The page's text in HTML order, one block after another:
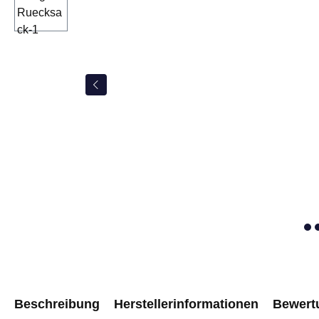
Beschreibung Herstellerinformationen